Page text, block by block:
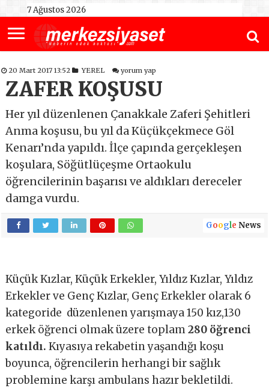
7 Ağustos 2026
20 Mart 2017 13:52 YEREL yorum yap
ZAFER KOŞUSU
Her yıl düzenlenen Çanakkale Zaferi Şehitleri
Anma koşusu, bu yıl da Küçükçekmece Göl
Kenarı’nda yapıldı. İlçe çapında gerçekleşen
koşulara, Söğütlüçeşme Ortaokulu
öğrencilerinin başarısı ve aldıkları dereceler
damga vurdu.
Google News
Küçük Kızlar, Küçük Erkekler, Yıldız Kızlar, Yıldız
Erkekler ve Genç Kızlar, Genç Erkekler olarak 6
kategoride düzenlenen yarışmaya 150 kız,130
erkek öğrenci olmak üzere toplam280 öğrenci
katıldı. Kıyasıya rekabetin yaşandığı koşu
boyunca, öğrencilerin herhangi bir sağlık
problemine karşı ambulans hazır bekletildi.